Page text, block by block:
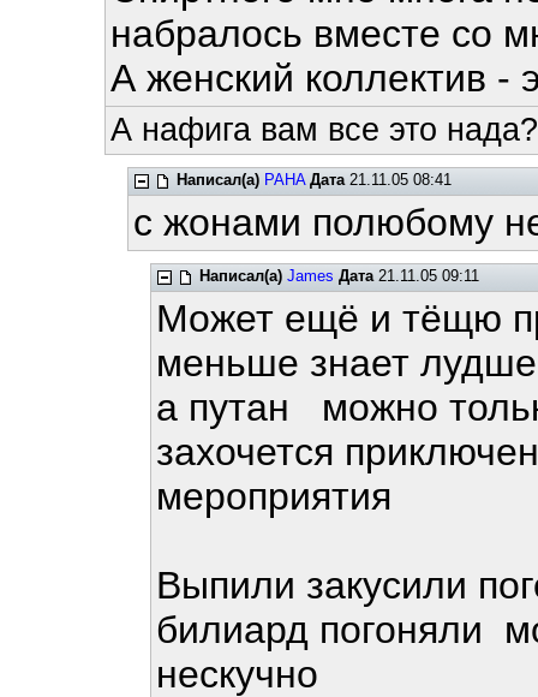
набралось вместе со
А женский коллектив -
А нафига вам все это нада?
Написал(а) PAHA Дата21.11.05 08:41
с жонами полюбому
Написал(а) James Дата21.11.05 09:11
Может ещё и тёщю
меньше знает
а путан можно
захочется
мероприятия
Выпили закусили
билиард погоняли
нескучно